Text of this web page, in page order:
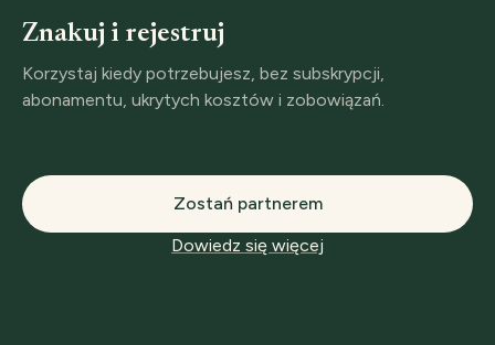
Znakuj i rejestruj
Korzystaj kiedy potrzebujesz, bez subskrypcji,
abonamentu, ukrytych kosztów i zobowiązań.
Zostań partnerem
Dowiedz się więcej